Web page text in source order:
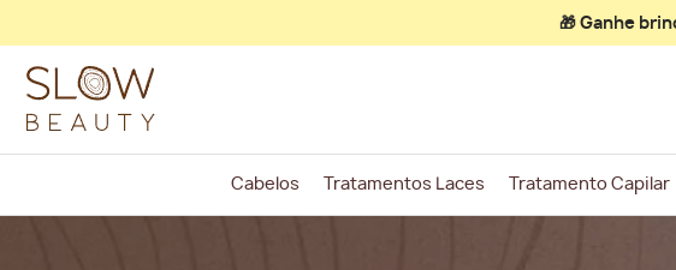
to
content
🎁 Ganhe
Cabelos Tratamentos Laces Tratamento Capilar